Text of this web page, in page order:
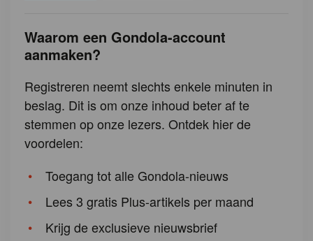
Waarom een Gondola-account
aanmaken?
Registreren neemt slechts enkele minuten in
beslag. Dit is om onze inhoud beter af te
stemmen op onze lezers. Ontdek hier de
voordelen:
Toegang tot alle Gondola-nieuws
Lees 3 gratis Plus-artikels per maand
Krijg de exclusieve nieuwsbrief